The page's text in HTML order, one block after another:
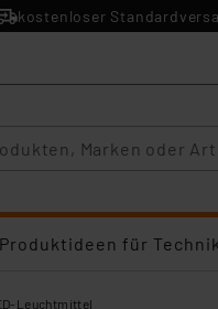
kostenloser
Produktideen für
Leuchtmittel